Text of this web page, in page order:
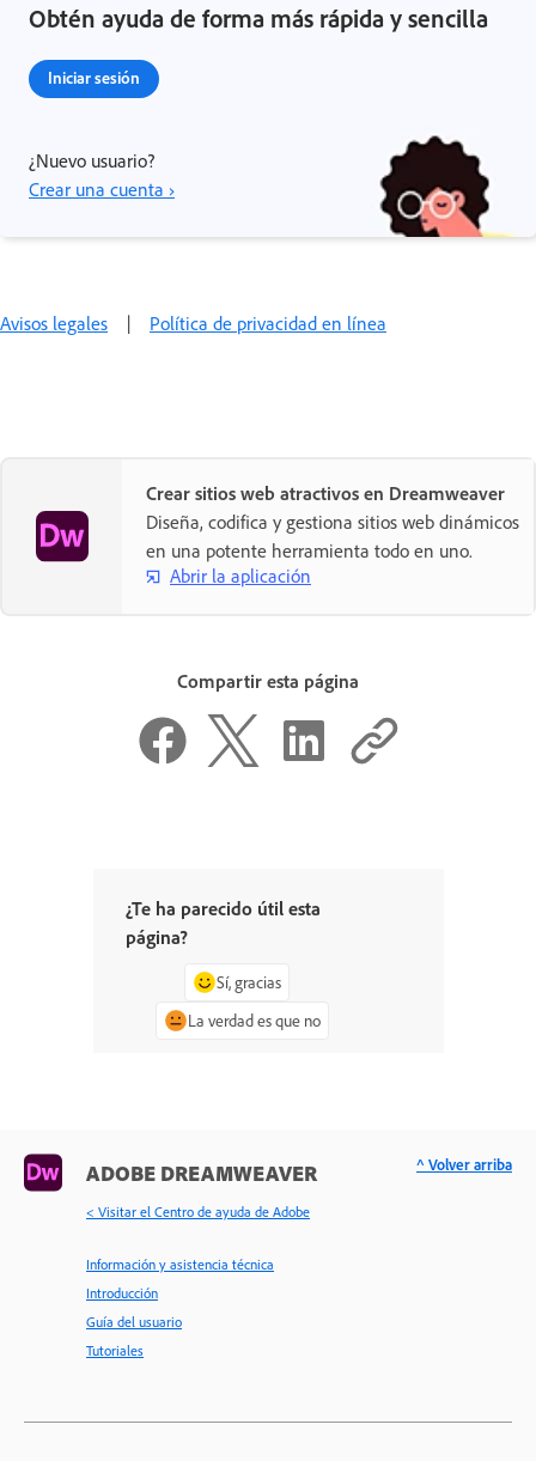
Obtén ayuda de forma más rápida y sencilla
Iniciar sesión
¿Nuevo usuario?
Crear una cuenta ›
Avisos legales | Política de privacidad en línea
Crear sitios web atractivos en Dreamweaver
Diseña, codifica y gestiona sitios web dinámicos
en una potente herramienta todo en uno.
Abrir la aplicación
Compartir esta página
¿Te ha parecido útil esta
página?
Sí, gracias
La verdad es que no
ADOBE DREAMWEAVER
< Visitar el Centro de ayuda de Adobe
Información y asistencia técnica
Introducción
Guía del usuario
Tutoriales
^ Volver arriba